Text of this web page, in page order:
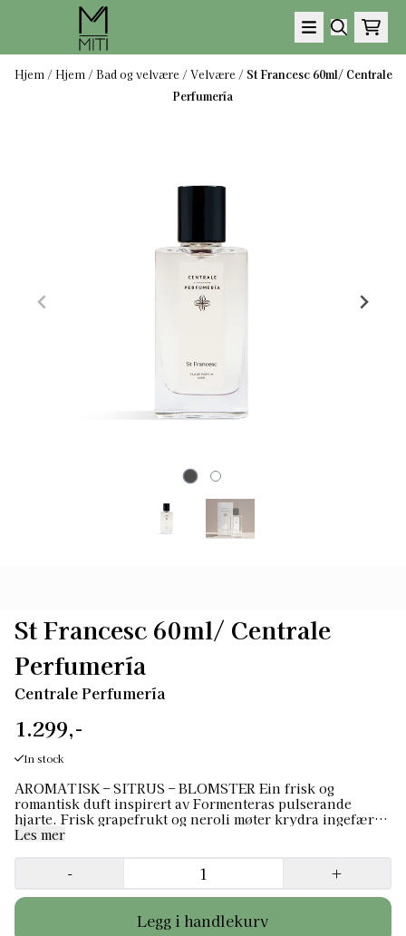
Hopp til innhold
Hjem /Hjem /Bad og velvære /Velvære / St Francesc 60ml/ Centrale
Perfumería
St Francesc 60ml/ Centrale
Perfumería
Centrale Perfumería
1.299,-
In stock
AROMATISK – SITRUS – BLOMSTER Ein frisk og
romantisk duft inspirert av Formenteras pulserande
hjarte. Frisk grapefrukt og neroli møter krydra ingefær
og mjuk rose, balansert av ein sensuell muskbase. Eau de
Les mer
- +